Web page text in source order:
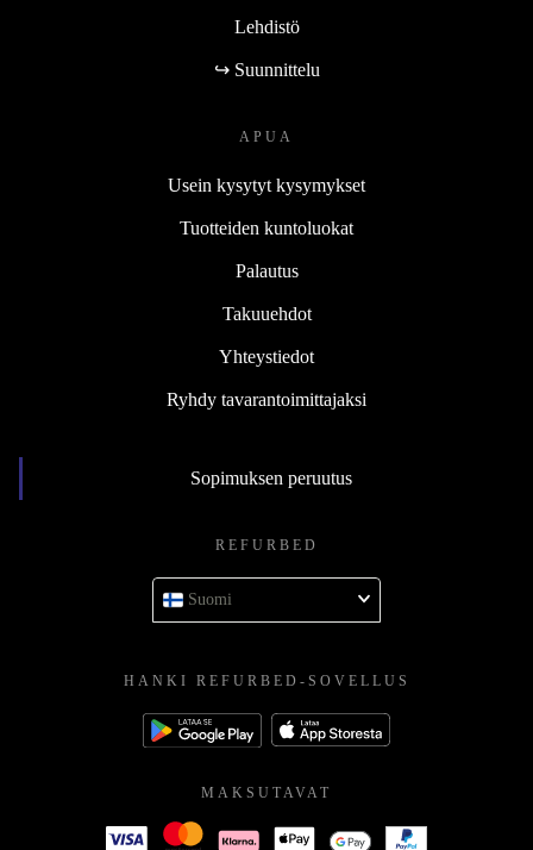
Lehdistö
↪ Suunnittelu
APUA
Usein kysytyt kysymykset
Tuotteiden kuntoluokat
Palautus
Takuuehdot
Yhteystiedot
Ryhdy tavarantoimittajaksi
Sopimuksen peruutus
REFURBED
Suomi
HANKI REFURBED-SOVELLUS
MAKSUTAVAT